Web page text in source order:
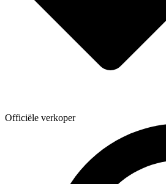
Officiële verkoper